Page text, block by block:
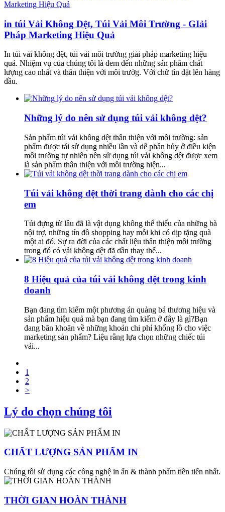
in túi Vải Không Dệt, Túi Vải Môi Trường - GIải
Pháp Marketing Hiệu Quả
In túi vải không dệt, túi vải môi trường giải pháp marketing hiệu
quả. Nhiệm vụ của chúng tôi là đem đến những sản phâm chất
lượng cao nhất và thân thiện với môi trườg. Với chữ tín đặt lên hàng
đầu.
Những lý do nên sử dụng túi vải không dệt?
Sản phẩm túi vải không dệt thân thiện với môi trường: sản
phẩm được tái sử dụng nhiều lần và dễ phân hủy ở điều kiện
môi trường tự nhiên nên sử dụng túi vải không dệt được xem
là sản phẩm thân thiện với môi trường hiện...
Túi vải không dệt thời trang dành cho các chị
em
Túi đựng từ lâu đã là vật dụng không thể thiếu của những bà
nội trợ, những tín đồ shopping hay mỗi khi có dịp tặng quà
một ai đó. Sự ra đời của các chất liệu thân thiện môi trường
trong đó có vải không dệt đã dần thay thế...
8 Hiệu quả của túi vải không dệt trong kinh
doanh
Bạn đang tìm kiếm một phương án quảng bá thương hiệu và
sản phẩm hiệu quả mà bạn đang tìm kiếm ở đây là gì?Bạn
đang băn khoăn về những khoản chi phí khổng lồ cho việc
marketing sản phẩm? Liệu rằng lựa chọn những chiếc túi
vải...
1
2
>
Lý do chọn chúng tôi
CHẤT LƯỢNG SẢN PHẨM IN
Chúng tôi sử dụng các công nghệ in ấn & thành phẩm tiên tiến nhất.
THỜI GIAN HOÀN THÀNH